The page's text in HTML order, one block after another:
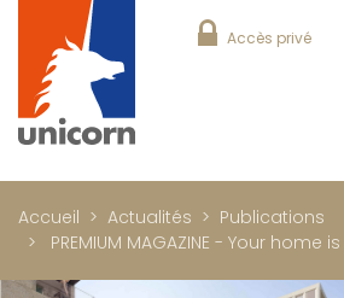
Accès privé
Accueil Actualités
Publications
PREMIUM MAGAZINE - Your home